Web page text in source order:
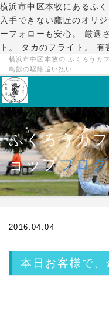
横浜市中区本牧にあるふ
入手できない鷹匠のオリ
ーフォローも安心。 厳選
ト。 タカのフライト。 有
横浜市中区本牧の ふくろう
鳥獣の駆除追い払い
ふくろうカ
ョップブログ
2016.04.04
本日お客様で、